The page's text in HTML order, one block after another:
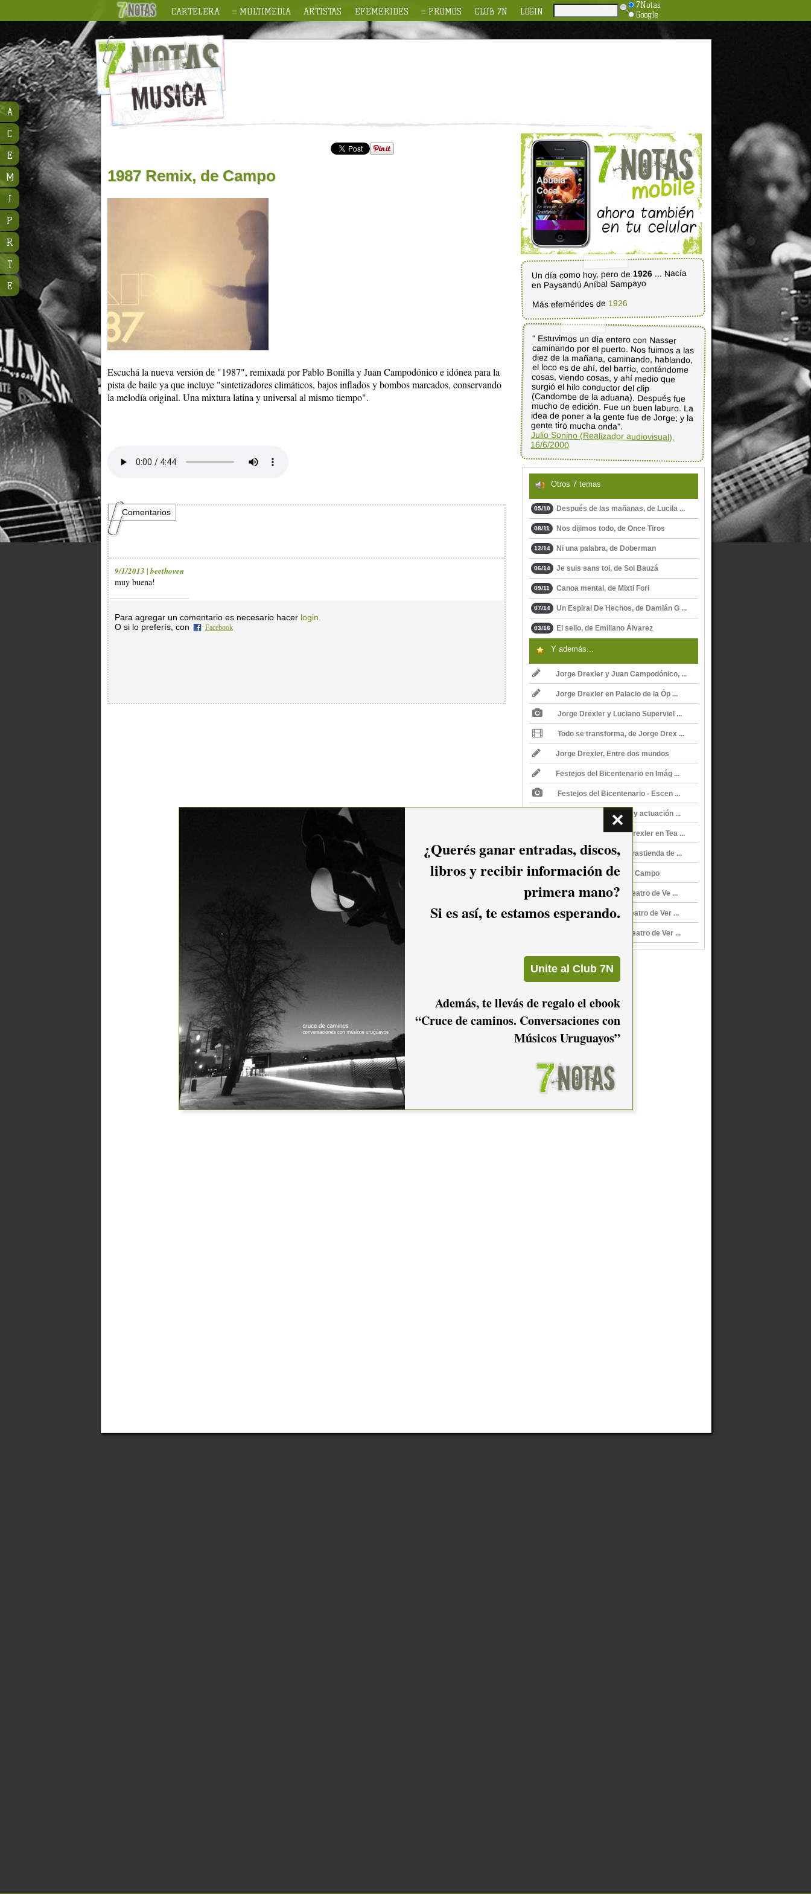
CARTELERA MULTIMEDIA ARTISTAS EFEMERIDES PROMOS CLUB 7N LOGIN
7Notas
Google
1987 Remix, de Campo
Escuchá la nueva versión de "1987", remixada por Pablo Bonilla y Juan Campodónico e idónea para la
pista de baile ya que incluye "sintetizadores climáticos, bajos inflados y bombos marcados, conservando
la melodía original. Una mixtura latina y universal al mismo tiempo".
Comentarios
9/1/2013 | beethoven
muy buena!
Para agregar un comentario es necesario hacer login.
O si lo preferís, con
Facebook
Un día como hoy, pero de 1926 ... Nacía
en Paysandú Aníbal Sampayo
Más efemérides de 1926
" Estuvimos un día entero con Nasser
caminando por el puerto. Nos fuimos a las
diez de la mañana, caminando, hablando,
el loco es de ahí, del barrio, contándome
cosas, viendo cosas, y ahí medio que
surgió el hilo conductor del clip
(Candombe de la aduana). Después fue
mucho de edición. Fue un buen laburo. La
idea de poner a la gente fue de Jorge; y la
gente tiró mucha onda".
Julio Sonino (Realizador audiovisual),
16/6/2000
Otros 7 temas
05/10 Después de las mañanas, de Lucila ...
08/11 Nos dijimos todo, de Once Tiros
12/14 Ni una palabra, de Doberman
06/14 Je suis sans toi, de Sol Bauzá
09/11 Canoa mental, de Mixti Fori
07/14 Un Espiral De Hechos, de Damián G ...
03/16 El sello, de Emiliano Álvarez
Y además...
Jorge Drexler y Juan Campodónico, ...
Jorge Drexler en Palacio de la Óp ...
Jorge Drexler y Luciano Superviel ...
Todo se transforma, de Jorge Drex ...
Jorge Drexler, Entre dos mundos
Festejos del Bicentenario en Imág ...
Festejos del Bicentenario - Escen ...
Homenaje a Benedetti y actuación ...
Ruben Rada y Jorge Drexler en Tea ...
Panamericana en La Trastienda de ...
La marcha tropical, de Campo
Rock N´ Fall 2014 en Teatro de Ve ...
Rock N´Fall 2014 en Teatro de Ver ...
Rock N´Fall 2014 en Teatro de Ver ...
A
C
E
M
J
P
R
T
E
¿Querés ganar entradas, discos,
libros y recibir información de
primera mano?
Si es así, te estamos esperando.
Además, te llevás de regalo el ebook
“Cruce de caminos. Conversaciones con
Músicos Uruguayos”